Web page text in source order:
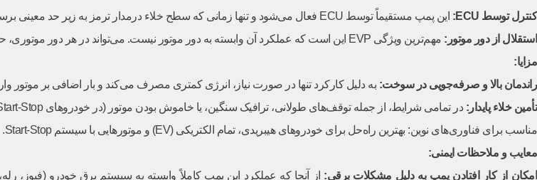
کنترل توسط ECU
: این پمپ مستقیماً توسط ECU فعال می‌شود و تنها زمانی که سطح خلاء درمدار ترمز به زیر حد معینی برسد، شروع به کار‌می‌کند (فعالیت بر اساس نیاز).
استقلال از دور موتور: مهم‌ترین ویژگی EVP این است که عملکرد آن وابسته به دور موتور نیست. می‌تواند در هر دور موتوری، حتی زمانی که موتور خاموش است، خلاء مورد نیاز را تأمین کند.
مزایا:
راندمان بالا و صرفه‌جویی در سوخت: به دلیل کارکرد تنها در صورت نیاز، انرژی کمتری مصرف می‌کند و بار اضافی بر موتور
تأمین خلاء پایدار: در تمامی شرایط، از جمله توقف‌های طولانی، ترافیک سنگین، یا خاموش بودن موتور (در خودروهای Start-Stop و هیبریدی)، خلاء کافی برای ترمز را حفظ می‌کند و ایمنی را افزایش می‌دهد.
مناسب برای فناوری‌های نوین: بهترین راه‌حل برای خودروهای هیبریدی، تمام الکتریکی (EV) و موتورهایی با سیستم Start-Stop.
معایب و ملاحظات ایمنی:
امکان از کار افتادن پمپ به دلیل مشکلات برقی: از آنجا که عملکرد این پمپ کاملاً وابسته به سیستم برق خودرو